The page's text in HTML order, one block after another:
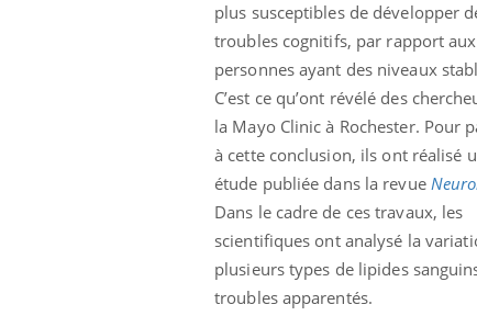
plus susceptibles de développer
troubles cognitifs, par rapport aux
personnes ayant des niveaux
C’est ce qu’ont révélé des
la Mayo Clinic à Rochester. Pour
à cette conclusion, ils ont réalisé
étude publiée dans la revue
Dans le cadre de ces travaux, les
scientifiques ont analysé la
plusieurs types de lipides
troubles apparentés.
Fortes chaleurs :
pourquoi le risque de
noyade grimpe-t-il ?
Le Viagra pourrait-il
freiner la propagation du
cancer ?
Pourquoi manger moins
de protéines pourrait